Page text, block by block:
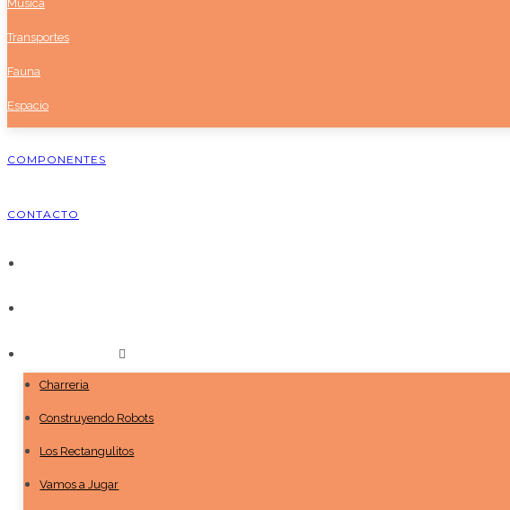
Música
Transportes
Fauna
Espacio
COMPONENTES
CONTACTO
Charreria
Construyendo Robots
Los Rectangulitos
Vamos a Jugar